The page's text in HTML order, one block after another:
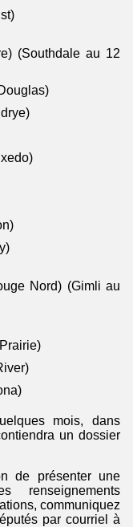
(Southdale au 12
Nord) (Gimli au
mois, dans
un dossier
de présenter une
communiquez
par courriel à